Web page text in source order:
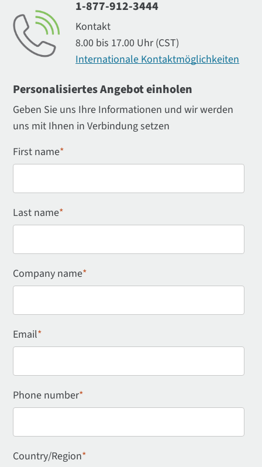
1-877-912-3444
Kontakt
8.00 bis 17.00 Uhr (CST)
Internationale Kontaktmöglichkeiten
Personalisiertes Angebot einholen
Geben Sie uns Ihre Informationen und wir werden
uns mit Ihnen in Verbindung setzen
First name*
Last name*
Company name*
Email*
Phone number*
Country/Region*